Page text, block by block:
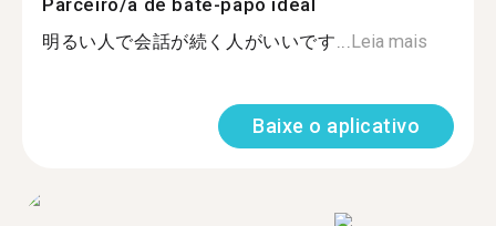
Parceiro/a de bate-papo ideal
明るい人で会話が続く人がいいです...Leia mais
Baixe o aplicativo